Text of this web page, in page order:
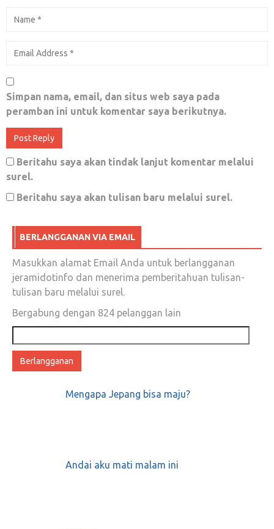
Trending Topic Terkonyol di Akhir Pekan
Libur tlah tiba…… Libur tlah tiba……
TO THE MILLENIALS
Mei 2, 2018
Masih Soal Kartu Tani, Kini Giliran Petani
Grobogan Yang Unjuk Rasa
Mei 1, 2018 0
VIRAL! Kocaknya Video Lagu Berjudul
“Sendal Jepit Kaos Oblong”
Tentang Tuhan
Simpan nama, email, dan situs web saya pada
peramban ini untuk komentar saya berikutnya.
Beritahu saya akan tindak lanjut komentar melalui
surel.
Beritahu saya akan tulisan baru melalui surel.
BERLANGGANAN VIA EMAIL
Masukkan alamat Email Anda untuk berlangganan
jeramidotinfo dan menerima pemberitahuan tulisan-
tulisan baru melalui surel.
Bergabung dengan 824 pelanggan lain
email
Mengapa Jepang bisa maju?
Andai aku mati malam ini